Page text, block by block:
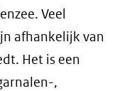
Veel
afhankelijk van
Het is een
,